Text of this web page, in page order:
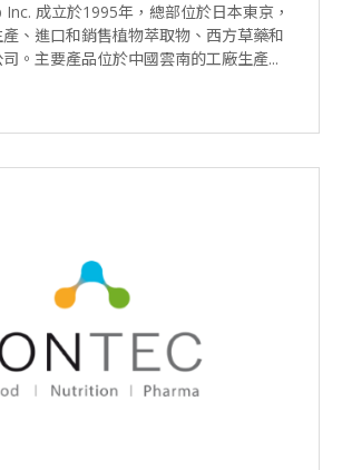
成立於1995年，總部位於日本東京，
、進口和銷售植物萃取物、西方草藥和
。主要產品位於中國雲南的工廠生產...